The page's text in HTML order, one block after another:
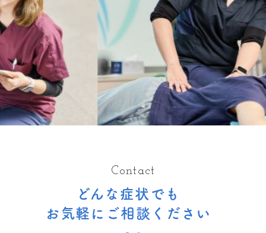
Contact
どんな症状でも
お気軽にご相談ください